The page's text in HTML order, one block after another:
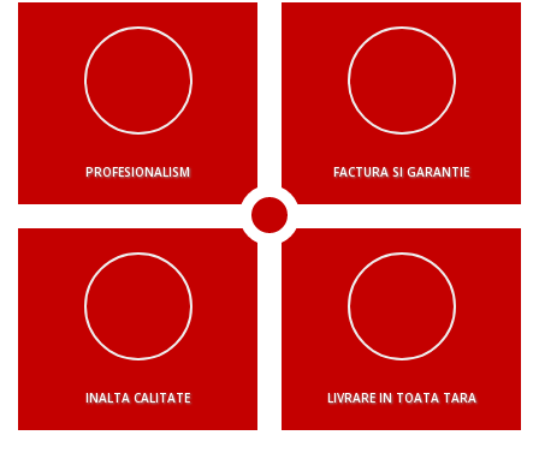
PROFESIONALISM FACTURA SI GARANTIE
INALTA CALITATE LIVRARE IN TOATA TARA